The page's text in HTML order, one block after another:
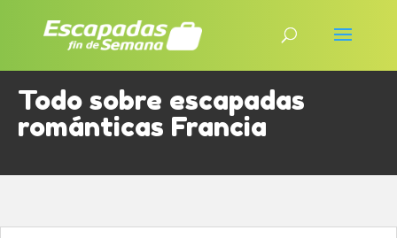
Todo sobre escapadas
románticas Francia